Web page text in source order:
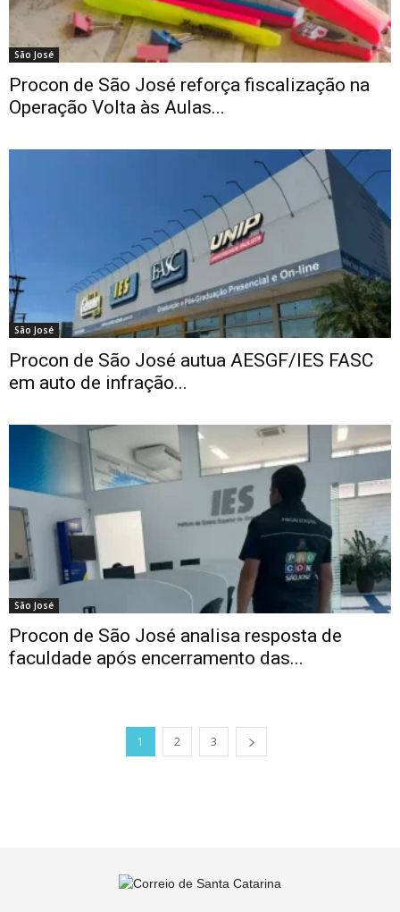
São José
Procon de São José reforça fiscalização na
Operação Volta às Aulas...
São José
Procon de São José autua AESGF/IES FASC
em auto de infração...
São José
Procon de São José analisa resposta de
faculdade após encerramento das...
1 2 3